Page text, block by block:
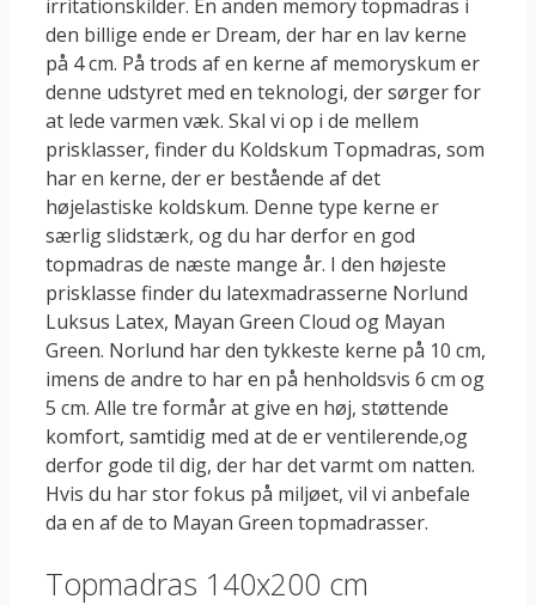
irritationskilder. En anden memory topmadras i
den billige ende er Dream, der har en lav kerne
på 4 cm. På trods af en kerne af memoryskum er
denne udstyret med en teknologi, der sørger for
at lede varmen væk. Skal vi op i de mellem
prisklasser, finder du Koldskum Topmadras, som
har en kerne, der er bestående af det
højelastiske koldskum. Denne type kerne er
særlig slidstærk, og du har derfor en god
topmadras de næste mange år. I den højeste
prisklasse finder du latexmadrasserne Norlund
Luksus Latex, Mayan Green Cloud og Mayan
Green. Norlund har den tykkeste kerne på 10 cm,
imens de andre to har en på henholdsvis 6 cm og
5 cm. Alle tre formår at give en høj, støttende
komfort, samtidig med at de er ventilerende,og
derfor gode til dig, der har det varmt om natten.
Hvis du har stor fokus på miljøet, vil vi anbefale
da en af de to Mayan Green topmadrasser.
Topmadras 140x200 cm